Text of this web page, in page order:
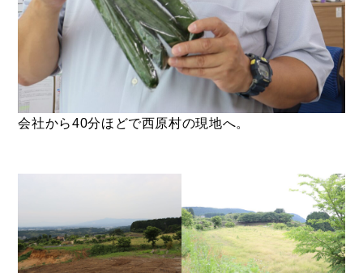
会社から40分ほどで西原村の現地へ。